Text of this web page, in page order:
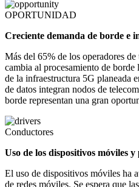
OPORTUNIDAD
Creciente demanda de borde e
Más del 65% de los operadores
cambia al procesamiento de
de la infraestructura 5G planeada
de datos integran nodos de
borde representan una gran
Conductores
Uso de los dispositivos móviles
El uso de dispositivos móviles ha
de redes móviles. Se espera que